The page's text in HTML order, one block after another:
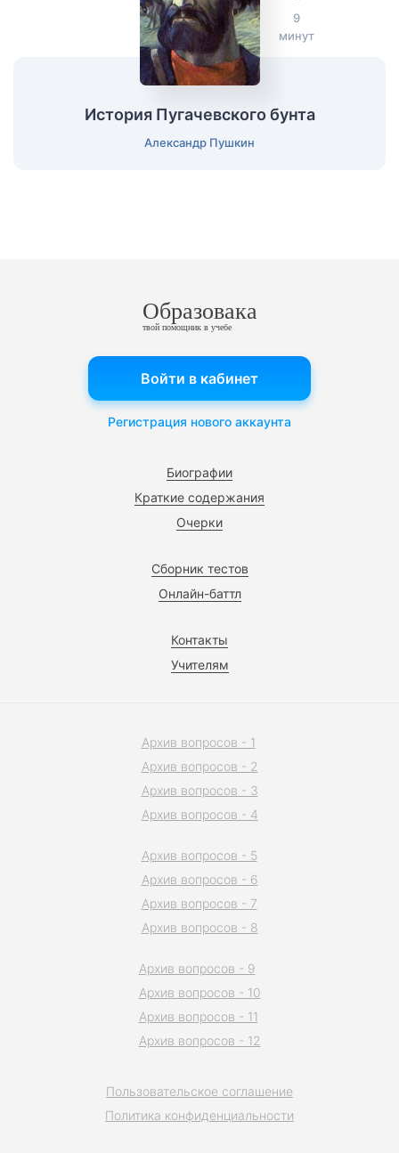
9
минут
История Пугачевского бунта
Александр Пушкин
Образовака
твой помощник в учебе
Биографии
Краткие содержания
Очерки
Сборник тестов
Онлайн-баттл
Контакты
Учителям
Войти в кабинет
Регистрация нового аккаунта
Пользовательское соглашение
Политика конфиденциальности
Архив вопросов - 1
Архив вопросов - 2
Архив вопросов - 3
Архив вопросов - 4
Архив вопросов - 5
Архив вопросов - 6
Архив вопросов - 7
Архив вопросов - 8
Архив вопросов - 9
Архив вопросов - 10
Архив вопросов - 11
Архив вопросов - 12